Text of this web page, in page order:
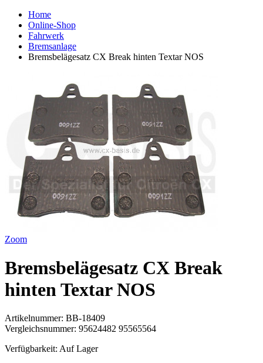
Home
Online-Shop
Fahrwerk
Bremsanlage
Bremsbelägesatz CX Break hinten Textar NOS
Zoom
Bremsbelägesatz CX Break
hinten Textar NOS
Artikelnummer: BB-18409
Vergleichsnummer: 95624482 95565564
Verfügbarkeit: Auf Lager